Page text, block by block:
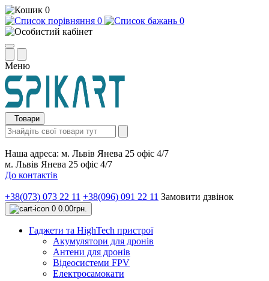
0
0
0
Меню
Товари
Наша адреса: м. Львів Янева 25 офіс 4/7
м. Львів Янева 25 офіс 4/7
До контактів
+38(073) 073 22 11 +38(096) 091 22 11 Замовити дзвінок
0 0.00грн.
Гаджети та HighTech пристрої
Акумулятори для дронів
Антени для дронів
Відеосистеми FPV
Електросамокати